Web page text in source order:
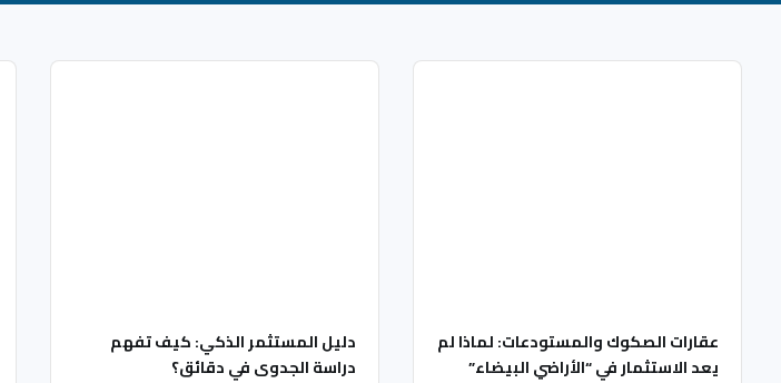
عقارات الصكوك والمستودعات: لماذا لم
يعد الاستثمار في “الأراضي البيضاء”
دليل المستثمر الذكي: كيف تفهم
دراسة الجدوى في دقائق؟